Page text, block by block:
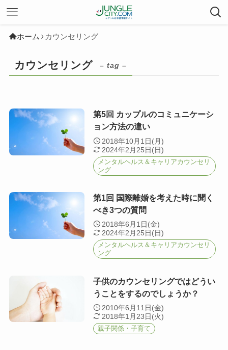
ホーム カウンセリング
カウンセリング – tag –
第5回 カップルのコミュニケーシ
ョン方法の違い
2018年10月1日(月)
2024年2月25日(日)
メンタルヘルス＆キャリアカウンセリ
ング
第1回 国際離婚を考えた時に聞く
べき3つの質問
2018年6月1日(金)
2024年2月25日(日)
メンタルヘルス＆キャリアカウンセリ
ング
子供のカウンセリングではどうい
うことをするのでしょうか？
2010年6月11日(金)
2018年1月23日(火)
親子関係・子育て